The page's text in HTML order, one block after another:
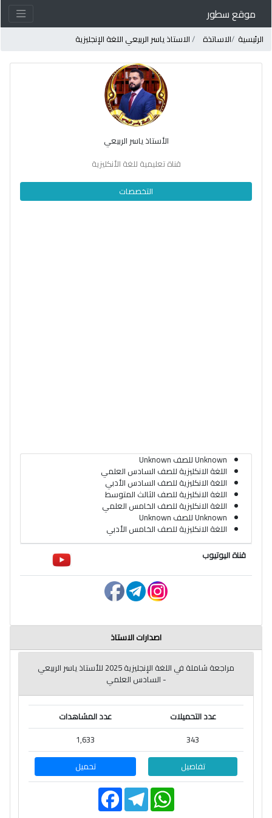
موقع سطور
الرئيسية الاساتذة الاستاذ ياسر الربيعي اللغة الإنجليزية
الأستاذ ياسر الربيعي
قناة تعليمية للغة الأنكليزية
التخصصات
Unknown للصف Unknown
اللغة الانكليزية للصف السادس العلمي
اللغة الانكليزية للصف السادس الأدبي
اللغة الانكليزية للصف الثالث المتوسط
اللغة الانكليزية للصف الخامس العلمي
Unknown للصف Unknown
اللغة الانكليزية للصف الخامس الأدبي
قناة اليوتيوب
اصدارات الاستاذ
مراجعة شاملة في اللغة الإنجليزية 2025 للأستاذ ياسر الربيعي
- السادس العلمي
عدد التحميلات
عدد المشاهدات
343
1,633
تفاصيل
تحميل
F
a
c
T
e
l